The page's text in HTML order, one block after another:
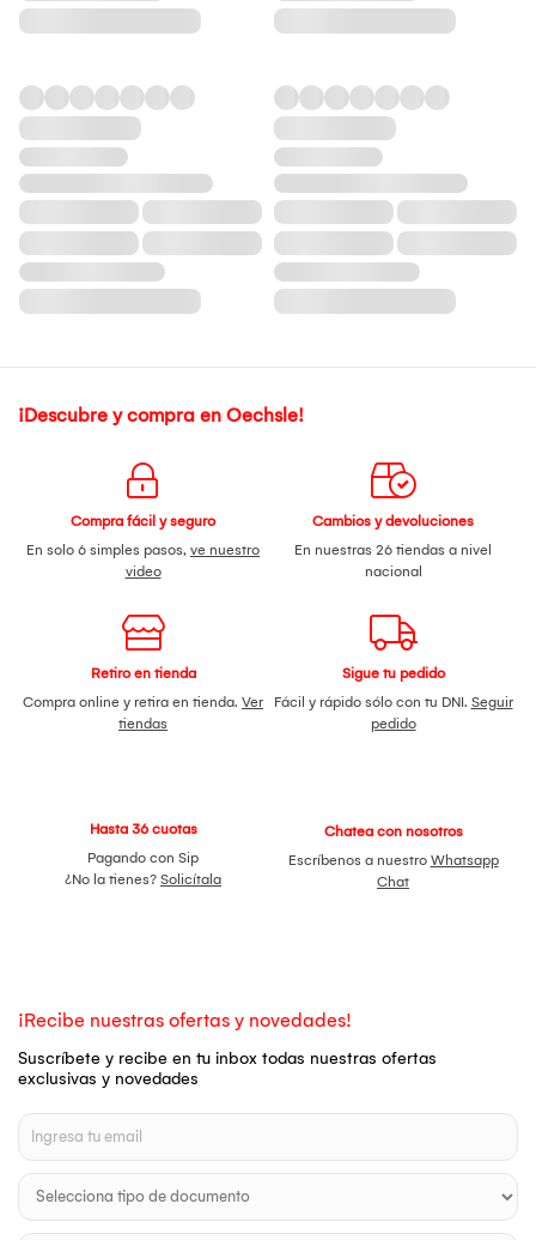
¡Descubre y compra en Oechsle!
Compra fácil y seguro
En solo 6 simples pasos, ve nuestro
video
Cambios y devoluciones
En nuestras 26 tiendas a nivel
nacional
Retiro en tienda
Compra online y retira en tienda. Ver
tiendas
Sigue tu pedido
Fácil y rápido sólo con tu DNI. Seguir
pedido
Hasta 36 cuotas
Pagando con Sip
¿No la tienes? Solicítala
Chatea con nosotros
Escríbenos a nuestro Whatsapp
Chat
¡Recibe nuestras ofertas y novedades!
Suscríbete y recibe en tu inbox todas nuestras ofertas
exclusivas y novedades